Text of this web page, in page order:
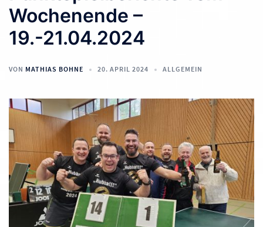
Wochenende –
19.-21.04.2024
VON MATHIAS BOHNE 20. APRIL 2024 ALLGEMEIN